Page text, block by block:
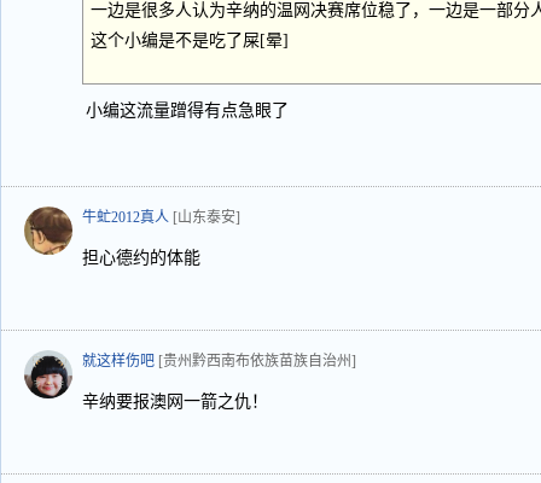
一边是很多人认为辛纳的温网决赛席位稳了，一边是一部分
这个小编是不是吃了屎[晕]
小编这流量蹭得有点急眼了
牛虻2012真人 [山东泰安]
担心德约的体能
就这样伤吧 [贵州黔西南布依族苗族自治州]
辛纳要报澳网一箭之仇！